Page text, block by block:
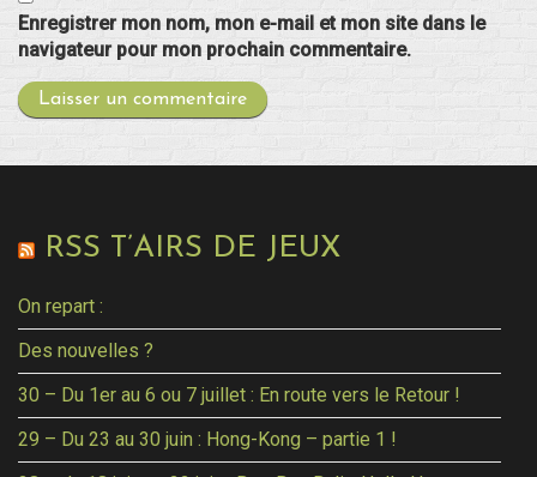
Enregistrer mon nom, mon e-mail et mon site dans le
navigateur pour mon prochain commentaire.
RSS T’AIRS DE JEUX
On repart :
Des nouvelles ?
30 – Du 1er au 6 ou 7 juillet : En route vers le Retour !
29 – Du 23 au 30 juin : Hong-Kong – partie 1 !